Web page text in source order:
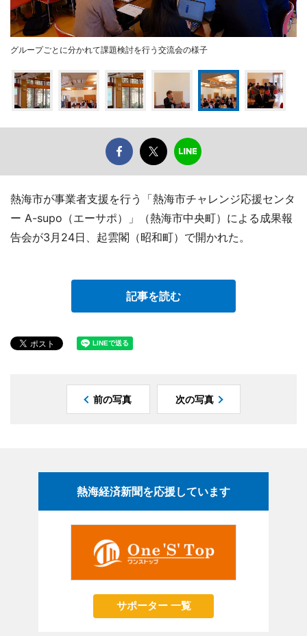
グループごとに分かれて課題検討を行う交流会の様子
熱海市が事業者支援を行う「熱海市チャレンジ応援センタ
ー A-supo（エーサポ）」（熱海市中央町）による成果報
告会が3月24日、起雲閣（昭和町）で開かれた。
記事を読む
前の写真 次の写真
熱海経済新聞を応援しています
サポーター 一覧